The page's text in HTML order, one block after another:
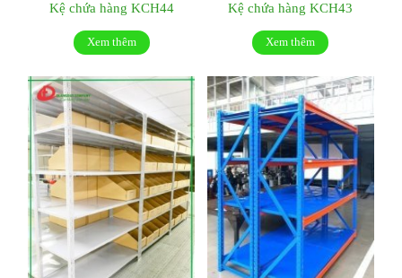
Kệ chứa hàng KCH44
Xem thêm
Kệ chứa hàng KCH43
Xem thêm